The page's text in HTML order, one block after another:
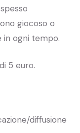
giocoso o
in ogni tempo.
5 euro.
diffusione